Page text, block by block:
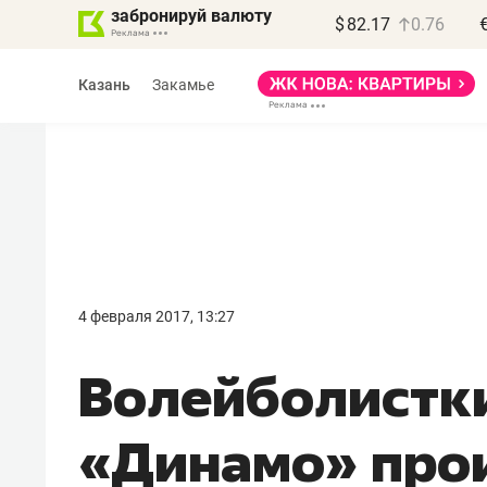
забронируй валюту $ 82.17 0.76
Казань Закамье
4 февраля 2017, 13:27
«Динамо»
правил, бизнес может
потерять минимум